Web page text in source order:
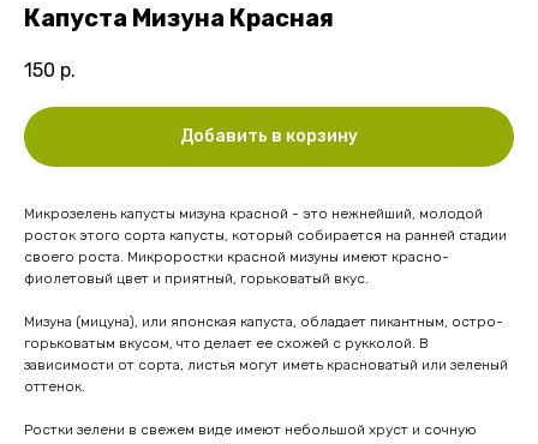
Капуста Мизуна Красная
150 р.
Добавить в корзину
Микрозелень капусты мизуна красной - это нежнейший, молодой
росток этого сорта капусты, который собирается на ранней стадии
своего роста. Микроростки красной мизуны имеют красно-
фиолетовый цвет и приятный, горьковатый вкус.
Мизуна (мицуна), или японская капуста, обладает пикантным, остро-
горьковатым вкусом, что делает ее схожей с рукколой. В
зависимости от сорта, листья могут иметь красноватый или зеленый
оттенок.
Ростки зелени в свежем виде имеют небольшой хруст и сочную